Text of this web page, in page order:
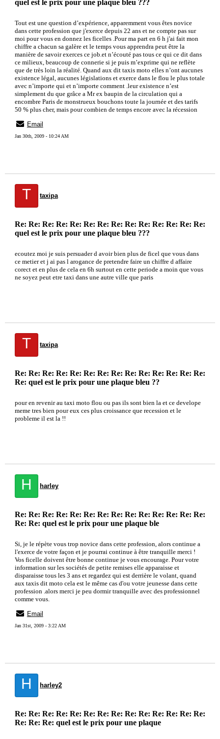
quel est le prix pour une plaque bleu ???
Tout est une question d’expérience, apparemment vous êtes novice
dans cette profession que j'exerce depuis 22 ans et ne compte pas sur
moi pour vous en donnez les ficelles .Pour ma part en 6 h j'ai fait mon
chiffre a chacun sa galère et le temps vous apprendra peut être la
manière de savoir exerces ce job.et n’écouté pas tous ce qui ce dit dans
ce milieux, beaucoup de connerie si je puis m’exprime qui ne reflète
que de très loin la réalité. Quand aux dit taxis moto elles n’ont aucunes
existence légal, aucunes législations et exerce dans le flou le plus totale
avec n’importe qui et n’importe comment .leur existence n’est
simplement du que grâce a Mr ex baupin de la circulation qui a
encombre Paris de monstrueux bouchons toute la journée et des tarifs
50 % plus cher, mais pour combien de temps encore avec la récession
Email
Jan 30th, 2009 - 10:24 AM
T taxipa
Re: Re: Re: Re: Re: Re: Re: Re: Re: Re: Re: Re: Re: Re:
quel est le prix pour une plaque bleu ???
ecoutez moi je suis persuader d avoir bien plus de ficel que vous dans
ce metier et j ai pas l arogance de pretendre faire un chiffre d affaire
corect et en plus de cela en 6h surtout en cette periode a moin que vous
ne soyez peut etre taxi dans une autre ville que paris
T taxipa
Re: Re: Re: Re: Re: Re: Re: Re: Re: Re: Re: Re: Re: Re:
Re: quel est le prix pour une plaque bleu ??
pour en revenir au taxi moto flou ou pas ils sont bien la et ce develope
meme tres bien pour eux ces plus croissance que recession et le
probleme il est la !!
H harley
Re: Re: Re: Re: Re: Re: Re: Re: Re: Re: Re: Re: Re: Re:
Re: Re: quel est le prix pour une plaque ble
Si, je le répète vous trop novice dans cette profession, alors continue a
l'exerce de votre façon et je pourrai continue à être tranquille merci !
Vos ficelle doivent être bonne continue je vous encourage. Pour votre
information sur les sociétés de petite remises elle apparaisse et
disparaisse tous les 3 ans et regardez qui est derrière le volant, quand
aux taxis dit moto cela est le même cas d'ou votre jeunesse dans cette
profession .alors merci je peu dormir tranquille avec des professionnel
comme vous.
Email
Jan 31st, 2009 - 3:22 AM
H harley2
Re: Re: Re: Re: Re: Re: Re: Re: Re: Re: Re: Re: Re: Re:
Re: Re: Re: quel est le prix pour une plaque